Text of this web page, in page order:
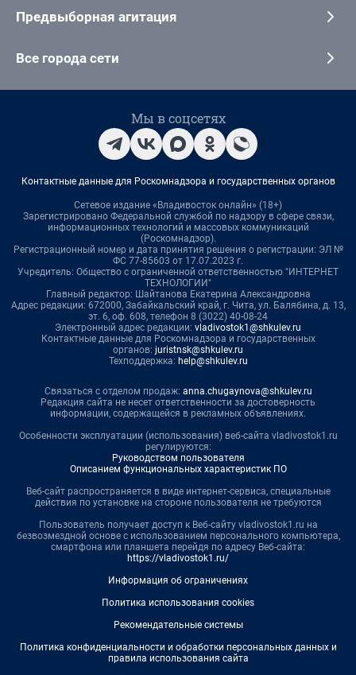
Предвыборная агитация
Все города сети
Мы в соцсетях
Контактные данные для Роскомнадзора и государственных органов
Сетевое издание «Владивосток онлайн» (18+)
Зарегистрировано Федеральной службой по надзору в сфере связи,
информационных технологий и массовых коммуникаций
(Роскомнадзор).
Регистрационный номер и дата принятия решения о регистрации: ЭЛ №
ФС 77-85603 от 17.07.2023 г.
Учредитель: Общество с ограниченной ответственностью "ИНТЕРНЕТ
ТЕХНОЛОГИИ"
Главный редактор: Шайтанова Екатерина Александровна
Адрес редакции: 672000, Забайкальский край, г. Чита, ул. Балябина, д. 13,
эт. 6, оф. 608, телефон 8 (3022) 40-08-24
Электронный адрес редакции: vladivostok1@shkulev.ru
Контактные данные для Роскомнадзора и государственных
органов: juristnsk@shkulev.ru
Техподдержка: help@shkulev.ru
Связаться с отделом продаж: anna.chugaynova@shkulev.ru
Редакция сайта не несет ответственности за достоверность
информации, содержащейся в рекламных объявлениях.
Особенности эксплуатации (использования) веб-сайта vladivostok1.ru
регулируются:
Руководством пользователя
Описанием функциональных характеристик ПО
Веб-сайт распространяется в виде интернет-сервиса, специальные
действия по установке на стороне пользователя не требуются
Пользователь получает доступ к Веб-сайту vladivostok1.ru на
безвозмездной основе с использованием персонального компьютера,
смартфона или планшета перейдя по адресу Веб-сайта:
https://vladivostok1.ru/
Информация об ограничениях
Политика использования cookies
Рекомендательные системы
Политика конфиденциальности и обработки персональных данных и
правила использования сайта